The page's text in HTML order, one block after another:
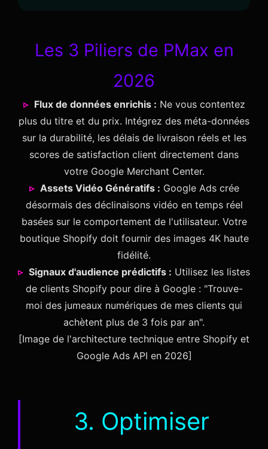
Les 3 Piliers de PMax en
2026
Flux de données enrichis : Ne vous contentez
plus du titre et du prix. Intégrez des méta-données
sur la durabilité, les délais de livraison réels et les
scores de satisfaction client directement dans
votre Google Merchant Center.
Assets Vidéo Génératifs : Google Ads crée
désormais des déclinaisons vidéo en temps réel
basées sur le comportement de l'utilisateur. Votre
boutique Shopify doit fournir des images 4K haute
fidélité.
Signaux d'audience prédictifs : Utilisez les listes
de clients Shopify pour dire à Google : "Trouve-
moi des jumeaux numériques de mes clients qui
achètent plus de 3 fois par an".
[Image de l'architecture technique entre Shopify et
Google Ads API en 2026]
3. Optimiser